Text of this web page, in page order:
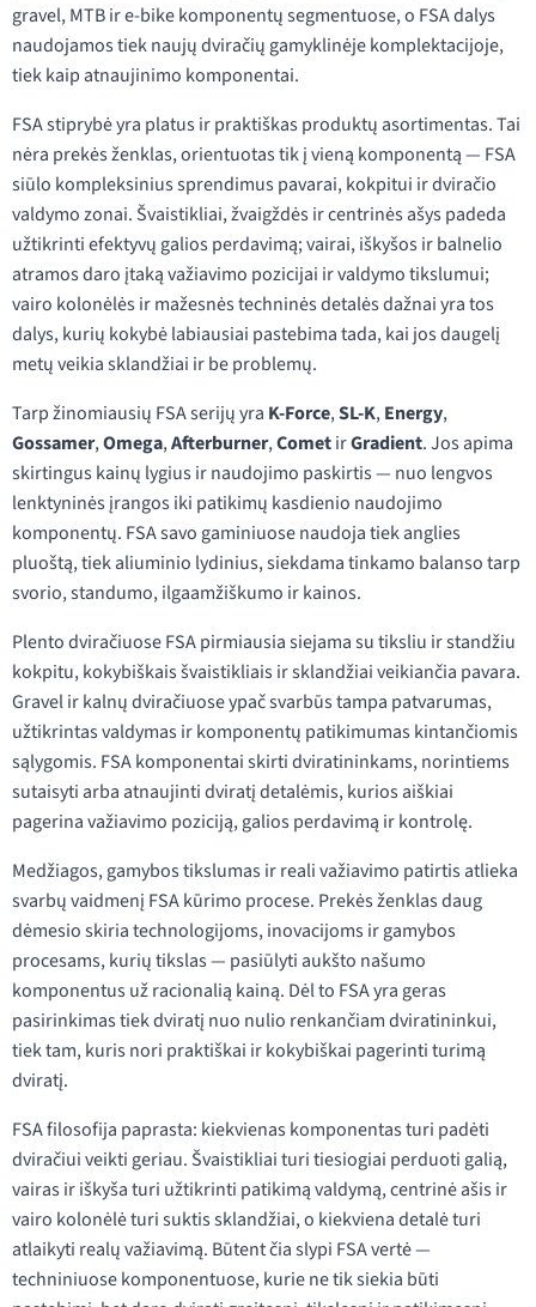
gravel, MTB ir e-bike komponentų segmentuose, o FSA dalys
naudojamos tiek naujų dviračių gamyklinėje komplektacijoje,
tiek kaip atnaujinimo komponentai.
FSA stiprybė yra platus ir praktiškas produktų asortimentas. Tai
nėra prekės ženklas, orientuotas tik į vieną komponentą — FSA
siūlo kompleksinius sprendimus pavarai, kokpitui ir dviračio
valdymo zonai. Švaistikliai, žvaigždės ir centrinės ašys padeda
užtikrinti efektyvų galios perdavimą; vairai, iškyšos ir balnelio
atramos daro įtaką važiavimo pozicijai ir valdymo tikslumui;
vairo kolonėlės ir mažesnės techninės detalės dažnai yra tos
dalys, kurių kokybė labiausiai pastebima tada, kai jos daugelį
metų veikia sklandžiai ir be problemų.
Tarp žinomiausių FSA serijų yra K-Force,SL-K,Energy,
Gossamer,Omega,Afterburner,CometirGradient. Jos apima
skirtingus kainų lygius ir naudojimo paskirtis — nuo lengvos
lenktyninės įrangos iki patikimų kasdienio naudojimo
komponentų. FSA savo gaminiuose naudoja tiek anglies
pluoštą, tiek aliuminio lydinius, siekdama tinkamo balanso tarp
svorio, standumo, ilgaamžiškumo ir kainos.
Plento dviračiuose FSA pirmiausia siejama su tiksliu ir standžiu
kokpitu, kokybiškais švaistikliais ir sklandžiai veikiančia pavara.
Gravel ir kalnų dviračiuose ypač svarbūs tampa patvarumas,
užtikrintas valdymas ir komponentų patikimumas kintančiomis
sąlygomis. FSA komponentai skirti dviratininkams, norintiems
sutaisyti arba atnaujinti dviratį detalėmis, kurios aiškiai
pagerina važiavimo poziciją, galios perdavimą ir kontrolę.
Medžiagos, gamybos tikslumas ir reali važiavimo patirtis atlieka
svarbų vaidmenį FSA kūrimo procese. Prekės ženklas daug
dėmesio skiria technologijoms, inovacijoms ir gamybos
procesams, kurių tikslas — pasiūlyti aukšto našumo
komponentus už racionalią kainą. Dėl to FSA yra geras
pasirinkimas tiek dviratį nuo nulio renkančiam dviratininkui,
tiek tam, kuris nori praktiškai ir kokybiškai pagerinti turimą
dviratį.
FSA filosofija paprasta: kiekvienas komponentas turi padėti
dviračiui veikti geriau. Švaistikliai turi tiesiogiai perduoti galią,
vairas ir iškyša turi užtikrinti patikimą valdymą, centrinė ašis ir
vairo kolonėlė turi suktis sklandžiai, o kiekviena detalė turi
atlaikyti realų važiavimą. Būtent čia slypi FSA vertė —
techniniuose komponentuose, kurie ne tik siekia būti